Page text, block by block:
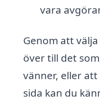
vara
Genom att välja
över till det
vänner, eller
sida kan du